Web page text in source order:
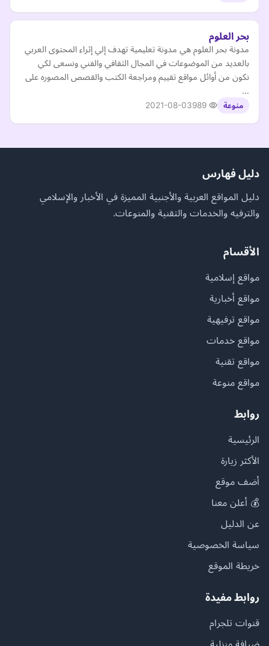
بحر العلوم
مدونة بحر العلوم هي مدونة تعليمية تهدف إلي إثراء المحتوى العربي
بالعديد من الموضوعات في المجال الثقافي والفني ونسعى لكي
نكون من أوائل مواقع تقييم ومراجعة الكتب والقصص المصوره على
…
منوعة 2021-08-03
دليل فهارس
دليل المواقع العربية والأجنبية المميزة في الأخبار والإسلامي
والترفيه والخدمات والتقنية والمنوعات.
الأقسام
مواقع إسلامية
مواقع أخبارية
مواقع ترفيهية
مواقع خدمات
مواقع تقنية
مواقع منوعة
روابط
الرئيسية
الأكثر زيارة
أضف موقع
💰 أعلن معنا
عن الدليل
سياسة الخصوصية
خريطة الموقع
روابط مفيدة
قنوات تلجرام